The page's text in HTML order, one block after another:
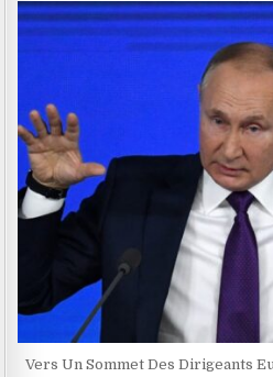
Vers Un Sommet Des Dirigeants